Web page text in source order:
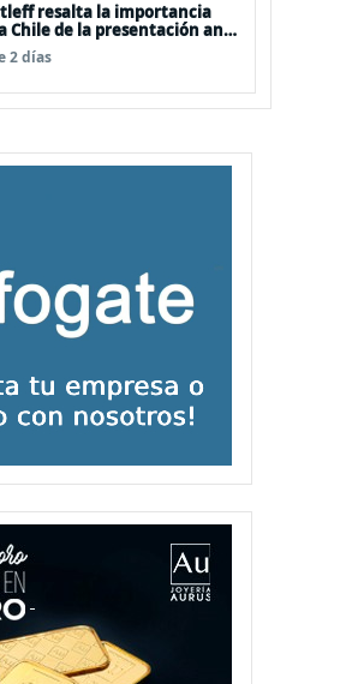
resalta la importancia
Chile de la presentación ante
de la Plataforma
Extendida del
2 días